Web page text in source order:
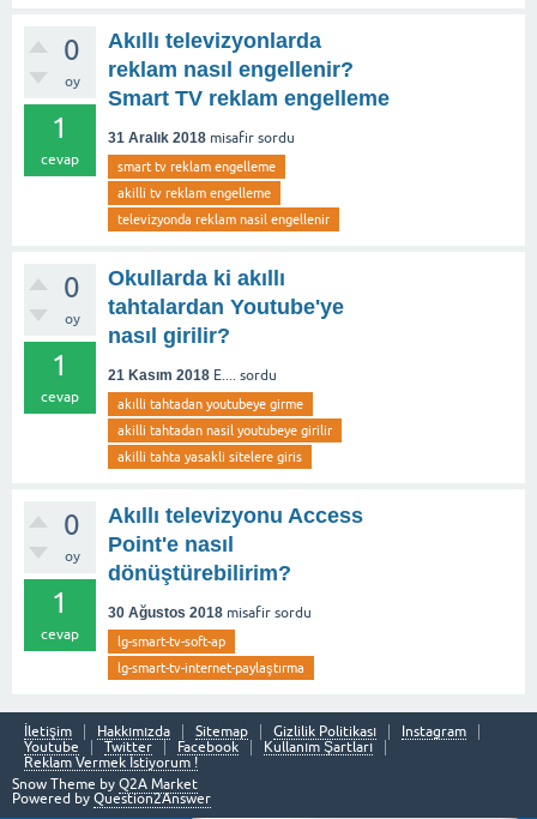
0
oy
1
cevap
Akıllı televizyonlarda
reklam nasıl engellenir?
Smart TV reklam engelleme
31 Aralık 2018 misafir sordu
smart tv reklam engelleme
akilli tv reklam engelleme
televizyonda reklam nasil engellenir
0
oy
1
cevap
Okullarda ki akıllı
tahtalardan Youtube'ye
nasıl girilir?
21 Kasım 2018 E.... sordu
akılli tahtadan youtubeye girme
akilli tahtadan nasil youtubeye girilir
akilli tahta yasakli sitelere giris
0
oy
1
cevap
Akıllı televizyonu Access
Point'e nasıl
dönüştürebilirim?
30 Ağustos 2018 misafir sordu
lg-smart-tv-soft-ap
lg-smart-tv-internet-paylaştırma
İletişim Hakkımızda Sitemap Gizlilik Politikası
Instagram
Youtube
Twitter Facebook
Kullanım Şartları
Reklam Vermek İstiyorum !
Snow Theme by Q2A Market
Powered by Question2Answer